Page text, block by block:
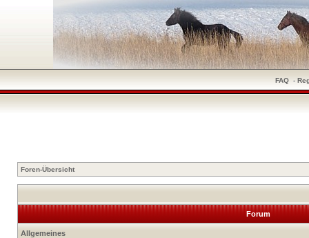
FAQ -
Foren-Übersicht
Forum
Allgemeines